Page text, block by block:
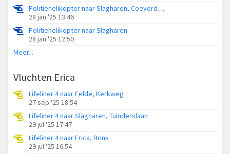
Politiehelikopter naar Slagharen, Coevorderweg
28 jan '25 13:46
Politiehelikopter naar Slagharen
28 jan '25 12:50
Meer...
Vluchten Erica
Lifeliner 4 naar Eelde, Kerkweg
27 sep '25 18:54
Lifeliner 4 naar Slagharen, Tuinderslaan
29 jul '25 17:47
Lifeliner 4 naar Erica, Brink
29 jul '25 16:54